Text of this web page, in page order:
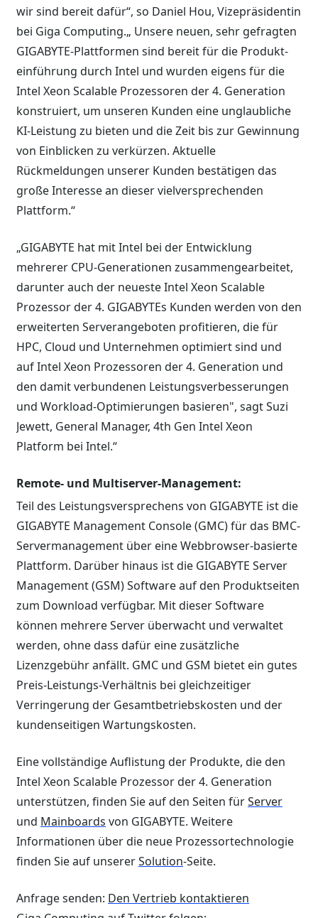
wir sind bereit dafür“, so Daniel Hou, Vizepräsidentin
bei Giga Computing.„ Unsere neuen, sehr gefragten
GIGABYTE-Plattformen sind bereit für die Produkt-
einführung durch Intel und wurden eigens für die
Intel Xeon Scalable Prozessoren der 4. Generation
konstruiert, um unseren Kunden eine unglaubliche
KI-Leistung zu bieten und die Zeit bis zur Gewinnung
von Einblicken zu verkürzen. Aktuelle
Rückmeldungen unserer Kunden bestätigen das
große Interesse an dieser vielversprechenden
Plattform.“
„GIGABYTE hat mit Intel bei der Entwicklung
mehrerer CPU-Generationen zusammengearbeitet,
darunter auch der neueste Intel Xeon Scalable
Prozessor der 4. GIGABYTEs Kunden werden von den
erweiterten Serverangeboten profitieren, die für
HPC, Cloud und Unternehmen optimiert sind und
auf Intel Xeon Prozessoren der 4. Generation und
den damit verbundenen Leistungsverbesserungen
und Workload-Optimierungen basieren", sagt Suzi
Jewett, General Manager, 4th Gen Intel Xeon
Platform bei Intel.“
Remote- und Multiserver-Management:
Teil des Leistungsversprechens von GIGABYTE ist die
GIGABYTE Management Console (GMC) für das BMC-
Servermanagement über eine Webbrowser-basierte
Plattform. Darüber hinaus ist die GIGABYTE Server
Management (GSM) Software auf den Produktseiten
zum Download verfügbar. Mit dieser Software
können mehrere Server überwacht und verwaltet
werden, ohne dass dafür eine zusätzliche
Lizenzgebühr anfällt. GMC und GSM bietet ein gutes
Preis-Leistungs-Verhältnis bei gleichzeitiger
Verringerung der Gesamtbetriebskosten und der
kundenseitigen Wartungskosten.
Eine vollständige Auflistung der Produkte, die den
Intel Xeon Scalable Prozessor der 4. Generation
unterstützen, finden Sie auf den Seiten fürServer
und Mainboards von GIGABYTE. Weitere
Informationen über die neue Prozessortechnologie
finden Sie auf unsererSolution-Seite.
Anfrage senden: Den Vertrieb kontaktieren